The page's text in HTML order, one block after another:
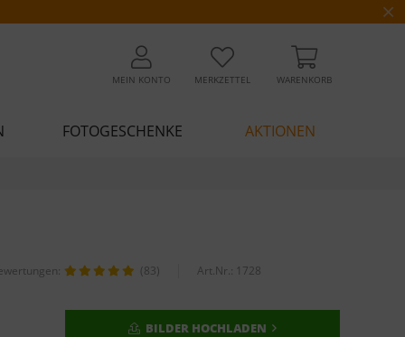
MEIN KONTO MERKZETTEL WARENKORB
FOTOGESCHENKE AKTIONEN
(83) Art.Nr.: 1728
BILDER HOCHLADEN